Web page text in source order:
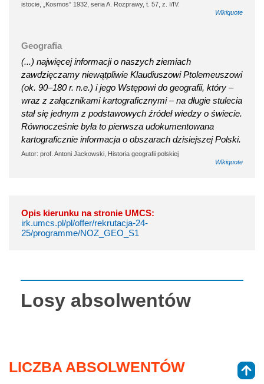
istocie, „Kosmos” 1932, seria A. Rozprawy, t. 57, z. I/IV.
Wikiquote
Geografia
(...) najwięcej informacji o naszych ziemiach
zawdzięczamy niewątpliwie Klaudiuszowi Ptolemeuszowi
(ok. 90–180 r. n.e.) i jego Wstępowi do geografii, który –
wraz z załącznikami kartograficznymi – na długie stulecia
stał się jednym z podstawowych źródeł wiedzy o świecie.
Równocześnie była to pierwsza udokumentowana
kartograficznie informacja o obszarach dzisiejszej Polski.
Autor: prof. Antoni Jackowski, Historia geografii polskiej
Wikiquote
Opis kierunku na stronie UMCS:
irk.umcs.pl/pl/offer/rekrutacja-24-
25/programme/NOZ_GEO_S1
Losy absolwentów
LICZBA ABSOLWENTÓW